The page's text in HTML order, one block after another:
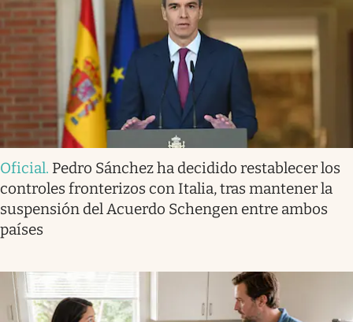
Oficial. Pedro Sánchez ha decidido restablecer los
controles fronterizos con Italia, tras mantener la
suspensión del Acuerdo Schengen entre ambos
países